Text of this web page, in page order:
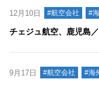
12月10日 #航空会社 #
チェジュ航空、鹿児島
9月17日 #航空会社 #海